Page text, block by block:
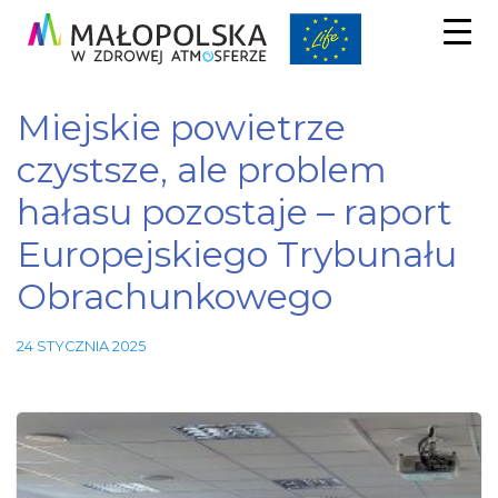
Miejskie powietrze
czystsze, ale problem
hałasu pozostaje – raport
Europejskiego Trybunału
Obrachunkowego
24 STYCZNIA 2025
cookie nie
są
opcjonalne.
Są